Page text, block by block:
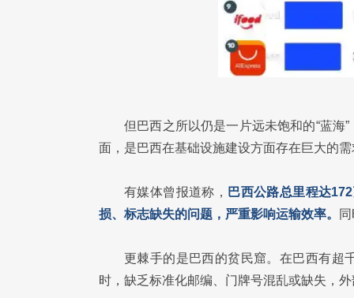
但巴西之所以仍是一片远未饱和的“蓝海
面，是巴西在基础设施建设方面存在巨大的
有媒体曾报道称， 巴西公路总里程达
损、标志缺失的问题，严重影响运输效率。
更棘手的是巴西的贫民窟。在巴西有超
时，缺乏标准化邮编、门牌号混乱或缺失，